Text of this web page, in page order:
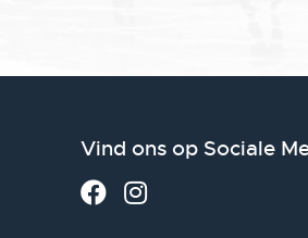
Vind ons op Sociale